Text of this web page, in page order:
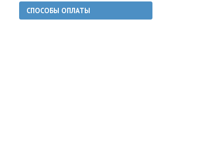
СПОСОБЫ ОПЛАТЫ